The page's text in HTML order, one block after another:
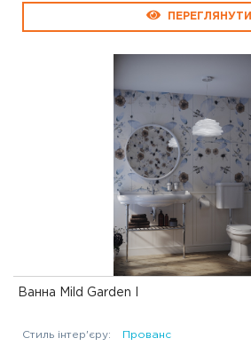
ПЕРЕГЛЯНУТИ
Ванна Mild Garden I
Стиль інтер'єру:
Прованс